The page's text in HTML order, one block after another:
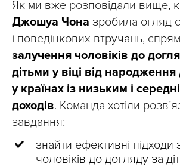
Як ми вже розповідали вище,
Джошуа Чона зробила огляд
і поведінкових втручань,
залучення чоловіків до
дітьми у віці від народження
у країнах із низьким і
доходів. Команда хотіли
завдання:
знайти ефективні підходи
чоловіків до догляду за